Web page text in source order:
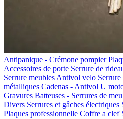
Antipanique - Crémone pompier
Accessoires de porte Serrure de
Serrure meubles Antivol velo
métalliques Cadenas - Antivol U
Gravures Batteuses - Serrures de
Divers Serrures et gâches électriques
Plaques professionnelle Coffre a clef